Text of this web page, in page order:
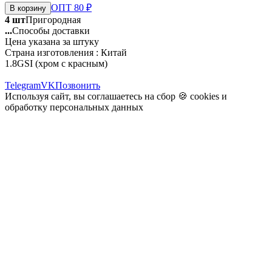
В корзину ОПТ 80 ₽
4 штПригородная
...Способы доставки
Цена указана за штуку
Страна изготовления : Китай
1.8GSI (хром с красным)
TelegramVKПозвонить
Используя сайт, вы соглашаетесь на сбор 🍪 cookies и
обработку персональных данных